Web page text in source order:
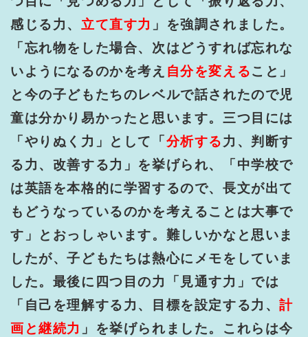
感じる力、 立て直す力 」を強調されました。
「忘れ物をした場合、次はどうすれば忘れな
いようになるのかを考え 自分を変えること」
と今の子どもたちのレベルで話されたので児
童は分かり易かったと思います。三つ目には
「やりぬく力」として「 分析する力、判断す
る力、改善する力」を挙げられ、「中学校で
は英語を本格的に学習するので、長文が出て
もどうなっているのかを考えることは大事で
す」とおっしゃいます。難しいかなと思いま
したが、子どもたちは熱心にメモをしていま
した。最後に四つ目の力「見通す力」では
「自己を理解する力、目標を設定する力、計
画と継続力 」を挙げられました。これらは今